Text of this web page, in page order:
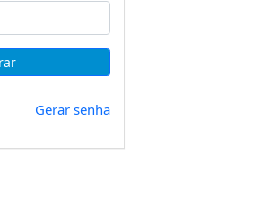
Gerar senha